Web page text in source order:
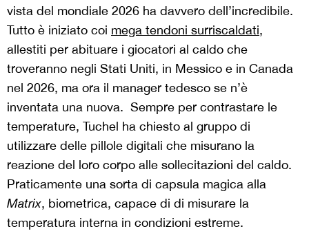
vista del mondiale 2026 ha davvero dell’incredibile.
Tutto è iniziato coi mega tendoni surriscaldati,
allestiti per abituare i giocatori al caldo che
troveranno negli Stati Uniti, in Messico e in Canada
nel 2026, ma ora il manager tedesco se n’è
inventata una nuova. Sempre per contrastare le
temperature, Tuchel ha chiesto al gruppo di
utilizzare delle pillole digitali che misurano la
reazione del loro corpo alle sollecitazioni del caldo.
Praticamente una sorta di capsula magica alla
Matrix, biometrica, capace di di misurare la
temperatura interna in condizioni estreme.